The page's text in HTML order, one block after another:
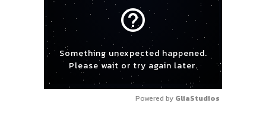
help_outline
Something unexpected happened.
Please wait or try again later.
Powered by GliaStudios